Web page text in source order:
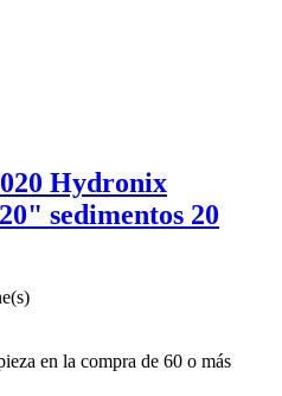
Hydronix
sedimentos 20
en la compra de 60 o más